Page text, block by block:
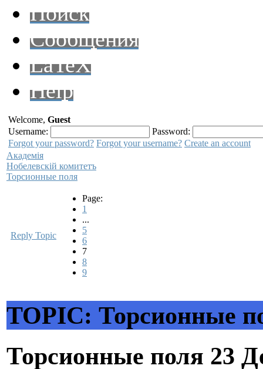
Поиск
Сообщения
LaTeX
Help
Welcome, Guest
Username:
Password:
Forgot your password? Forgot your username? Create an account
Академiя
Нобелевскiй комитетъ
Торсионные поля
Reply Topic
Page:
1
...
5
6
7
8
9
TOPIC: Торсионные
Торсионные поля 23